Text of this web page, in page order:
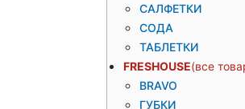
САЛФЕТКИ
СОДА
ТАБЛЕТКИ
FRESHOUSE
BRAVO
ГУБКИ